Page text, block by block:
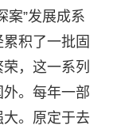
案”发展成系
积了一批固
，这一系列
。每年一部
。原定于去